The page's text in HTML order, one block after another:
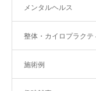
メンタルヘルス
整体・カイロプラクテ
施術例